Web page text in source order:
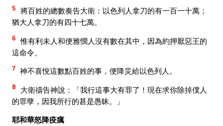
5 將百姓的總數奏告大衛：以色列人拿刀的有一百一十萬；
猶大人拿刀的有四十七萬。
6 惟有利未人和便雅憫人沒有數在其中，因為約押厭惡王的
這命令。
7 神不喜悅這數點百姓的事，便降災給以色列人。
8
大衛禱告神說：「我行這事大有罪了！現在求你除掉僕人
的罪孽，因我所行的甚是愚昧。」
耶和華怒降疫癘